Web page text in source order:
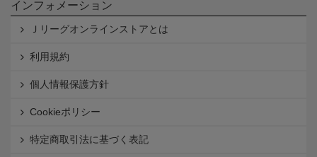
インフォメーション
Ｊリーグオンラインストアとは
利用規約
個人情報保護方針
Cookieポリシー
特定商取引法に基づく表記